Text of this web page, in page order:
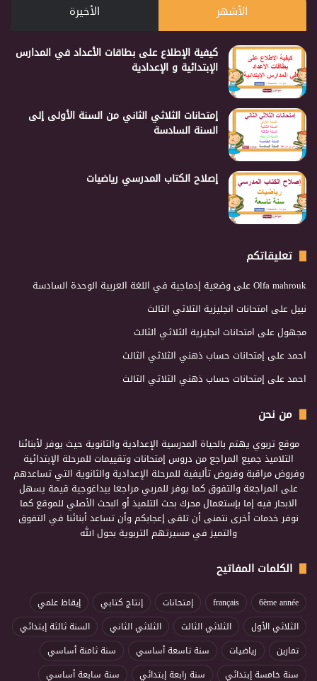
الأشهر الأخيرة
كيفية الإطلاع على بطاقات الأعداد في المدارس
الإبتدائية و الإعدادية
إمتحانات الثلاثي الثاني من السنة الأولى إلى
السنة السادسة
إصلاح الكتاب المدرسي رياضيات
تعليقاتكم
Olfa mahroukعلى وضعية إدماجية في اللغة العربية الوحدة السادسة
نبيلعلى امتحانات انجليزية الثلاثي الثالث
مجهولعلى امتحانات انجليزية الثلاثي الثالث
احمدعلى إمتحانات حساب ذهني الثلاثي الثالث
احمدعلى إمتحانات حساب ذهني الثلاثي الثالث
من نحن
موقع تربوي يهتم بالحياة المدرسية الإعدادية والثانوية حيث يوفر لأبنائنا
التلاميذ جميع المراجع من دروس إمتحانات وتقييمات للمرحلة الإبتدائية
وفروض مراقبة وفروض تأليفية للمرحلة الإعدادية والثانوية التي تساعدهم
على المراجعة والتفوق كما يوفر للمربي مراجعا بيداغوجية قيمة يسهل
الابحار فيه إما بإستعمال محرك بحث التلميذ أو البحث الأصلي للموقع كما
نوفر خدمات أخرى نتمنى أن تلقى إعجابكم وأن تساعد أبنائنا في التفوق
والتميز في مسيرتهم التربوية بحول الله
الكلمات المفاتيح
6ème année
français إمتحانات إنتاج كتابي
إيقاظ علمي
الثلاثي الأول
الثلاثي الثالث الثلاثي الثاني
السنة ثالثة إبتدائي
تمارين
رياضيات سنة تاسعة أساسي
سنة ثامنة أساسي
سنة خامسة إبتدائي
سنة رابعة إبتدائي سنة سابعة أساسي